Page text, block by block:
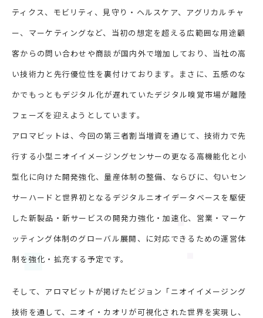
ティクス、モビリティ、見守り・ヘルスケア、アグリカルチャ
ー、マーケティングなど、当初の想定を超える広範囲な用途顧
客からの問い合わせや商談が国内外で増加しており、当社の高
い技術力と先行優位性を裏付けております。まさに、五感のな
かでもっともデジタル化が遅れていたデジタル嗅覚市場が離陸
フェーズを迎えようとしています。
アロマビットは、今回の第三者割当増資を通じて、技術力で先
行する小型ニオイイメージングセンサーの更なる高機能化と小
型化に向けた開発強化、量産体制の整備、ならびに、匂いセン
サーハードと世界初となるデジタルニオイデータベースを駆使
した新製品・新サービスの開発力強化・加速化、営業・マーケ
ッティング体制のグローバル展開、に対応できるための運営体
制を強化・拡充する予定です。
そして、アロマビットが掲げたビジョン「ニオイイメージング
技術を通して、ニオイ・カオリが可視化された世界を実現し、